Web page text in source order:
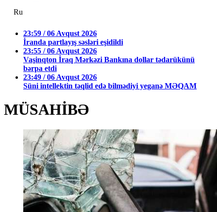
Ru
23:59 / 06 Avqust 2026
İranda partlayış səsləri eşidildi
23:55 / 06 Avqust 2026
Vaşinqton İraq Mərkəzi Bankına dollar tədarükünü
bərpa etdi
23:49 / 06 Avqust 2026
Süni intellektin təqlid edə bilmədiyi yeganə MƏQAM
MÜSAHİBƏ